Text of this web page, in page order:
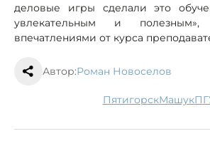
деловые игры сделали это
увлекательным и
впечатлениями от курса
Автор:Роман Новоселов
Пятигорск Машук